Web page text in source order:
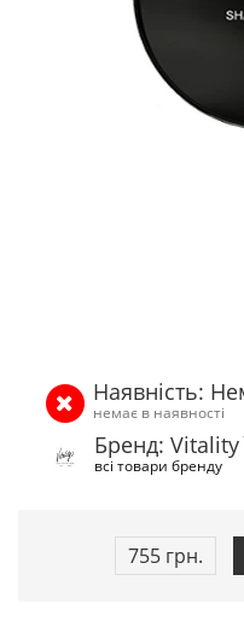
Наявність:
немає в наявності
Бренд:
всі товари бренду
755 грн.